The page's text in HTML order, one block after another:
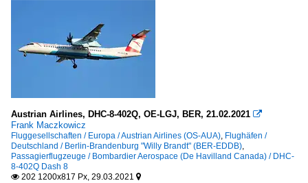
Austrian Airlines, DHC-8-402Q, OE-LGJ, BER, 21.02.2021 
Frank Maczkowicz
Fluggesellschaften / Europa / Austrian Airlines (OS-AUA), Flughäfen /
Deutschland / Berlin-Brandenburg "Willy Brandt" (BER-EDDB),
Passagierflugzeuge / Bombardier Aerospace (De Havilland Canada) / DHC-
8-402Q Dash 8
 202 1200x817 Px, 29.03.2021 